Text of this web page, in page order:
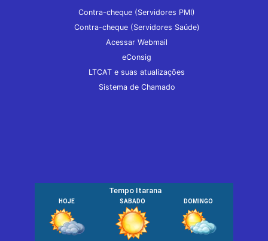
Contra-cheque (Servidores PMI)
Contra-cheque (Servidores Saúde)
Acessar Webmail
eConsig
LTCAT e suas atualizações
Sistema de Chamado